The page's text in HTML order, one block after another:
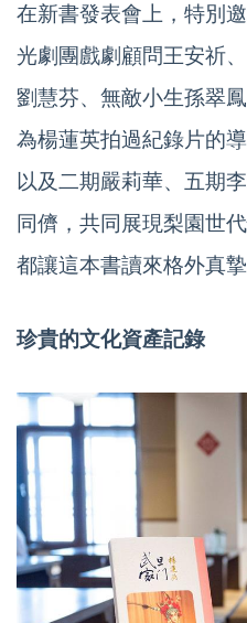
在新書發表會上，特別
光劇團戲劇顧問王安祈
劉慧芬、無敵小生孫翠
為楊蓮英拍過紀錄片的
以及二期嚴莉華、五期
同儕，共同展現梨園世
都讓這本書讀來格外真摯
珍貴的文化資產記錄